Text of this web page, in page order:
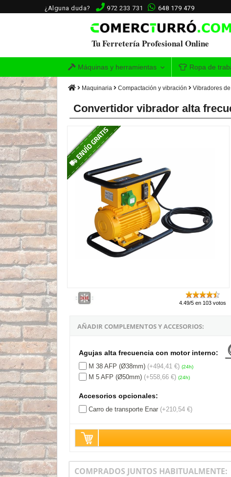
¿Alguna duda? 972 233 731 648 179 479
Tu Ferretería Profesional Online
Máquinas y herramientas Ropa de
Maquinaria Compactación y vibración Vibradores
Convertidor vibrador alta
4.49/5 en 103 votos
AÑADIR COMPLEMENTOS Y ACCESORIOS:
Agujas alta frecuencia con motor interno:
M 38 AFP (Ø38mm) (+494,41 €) (24h)
M 5 AFP (Ø50mm) (+558,66 €) (24h)
Accesorios opcionales:
Carro de transporte Enar (+210,54 €)
COMPRADOS JUNTOS HABITUALMENTE: